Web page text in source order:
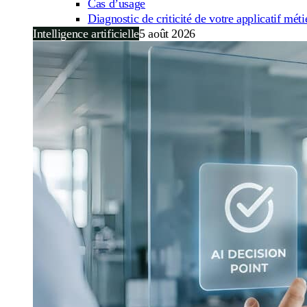
Cas d’usage
Diagnostic de criticité de votre applicatif
Intelligence artificielle5 août 2026